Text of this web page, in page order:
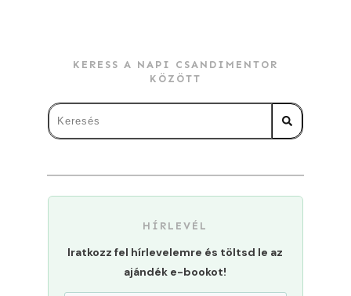
KERESS A NAPI CSANDIMENTOR
KÖZÖTT
HÍRLEVÉL
Iratkozz fel hírlevelemre és töltsd le az
ajándék e-bookot!